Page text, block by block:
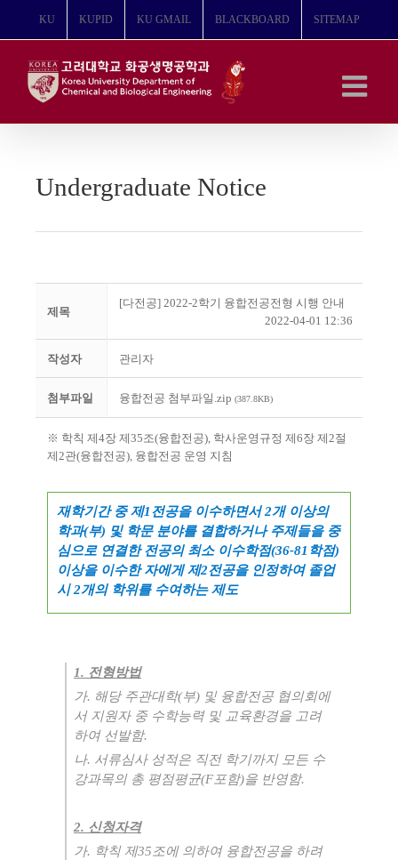
뛰
KU KUPID KU GMAIL BLACKBOARD SITEMAP
Undergraduate Notice
제목
[다전공] 2022-2학기 융합전공전형 시행 안내
2022-04-01 12:36
작성자 관리자
첨부파일 융합전공 첨부파일.zip (387.8KB)
※ 학칙 제4장 제35조(융합전공), 학사운영규정 제6장 제2절
제2관(융합전공), 융합전공 운영 지침
재학기간 중 제1전공을 이수하면서2개 이상의
학과(부) 및 학문 분야를 결합하거나 주제들을 중
심으로 연결한 전공의 최소 이수학점(36-81 학점)
이상을 이수한 자에게 제2전공을 인정하여 졸업
시2개의 학위를 수여하는 제도
1. 전형방법
가. 해당 주관대학(부) 및 융합전공 협의회에
서 지원자 중 수학능력 및 교육환경을 고려
하여 선발함.
나. 서류심사 성적은 직전 학기까지 모든 수
강과목의 총 평점평균(F포함)을 반영함.
2. 신청자격
가. 학칙 제35조에 의하여 융합전공을 하려